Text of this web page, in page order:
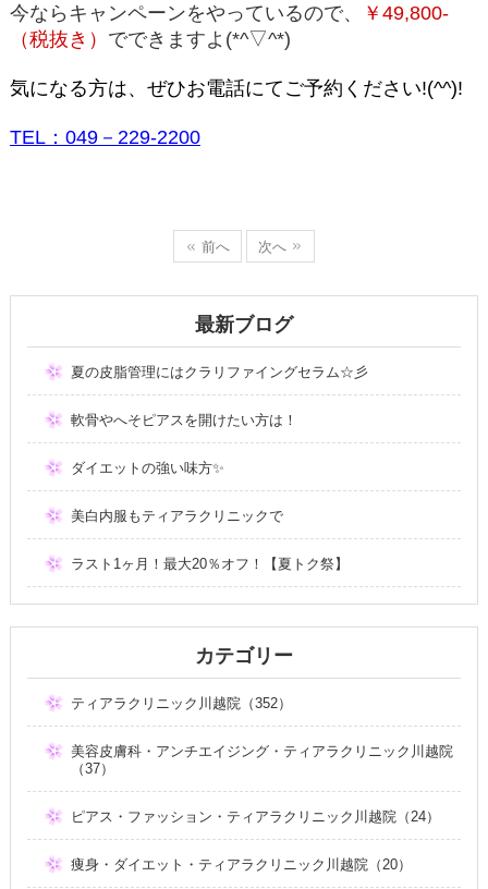
今ならキャンペーンをやっているので、
￥49,800-
（税抜き） でできますよ(*^▽^*)
気になる方は、ぜひお電話にてご予約ください!(^^)!
TEL：049－229-2200
前へ 次へ
最新ブログ
夏の皮脂管理にはクラリファイングセラム☆彡
軟骨やへそピアスを開けたい方は！
ダイエットの強い味方✨
美白内服もティアラクリニックで
ラスト1ヶ月！最大20％オフ！【夏トク祭】
カテゴリー
ティアラクリニック川越院（352）
美容皮膚科・アンチエイジング・ティアラクリニック川越院
（37）
ピアス・ファッション・ティアラクリニック川越院（24）
痩身・ダイエット・ティアラクリニック川越院（20）